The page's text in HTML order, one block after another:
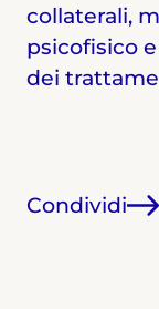
collaterali,
psicofisico
dei
Condividi